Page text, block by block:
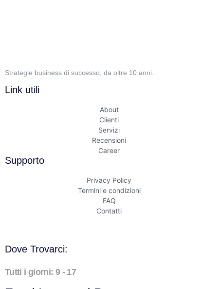
Strategie business di successo, da oltre 10 anni.
Link utili
About
Clienti
Servizi
Recensioni
Career
Supporto
Privacy Policy
Termini e condizioni
FAQ
Contatti
Dove Trovarci:
Tutti i giorni: 9 - 17